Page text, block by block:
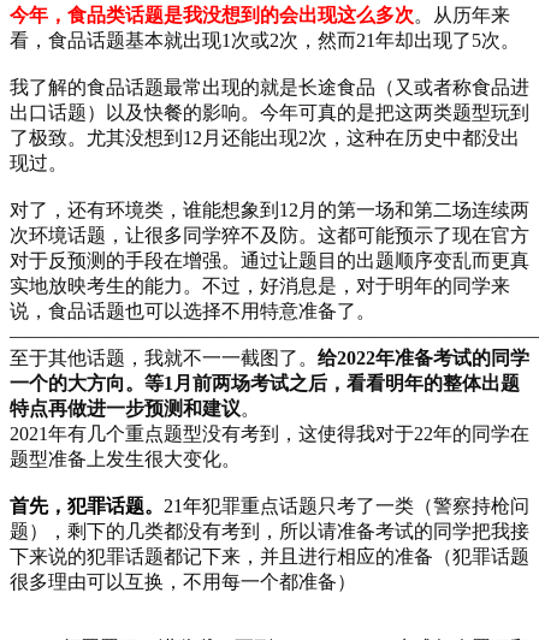
今年，食品类话题是我没想到的会出现这么多次。从历年来
看，食品话题基本就出现1次或2次，然而21年却出现了5次。
我了解的食品话题最常出现的就是长途食品（又或者称食品进
出口话题）以及快餐的影响。今年可真的是把这两类题型玩到
了极致。尤其没想到12月还能出现2次，这种在历史中都没出
现过。
对了，还有环境类，谁能想象到12月的第一场和第二场连续两
次环境话题，让很多同学猝不及防。这都可能预示了现在官方
对于反预测的手段在增强。通过让题目的出题顺序变乱而更真
实地放映考生的能力。不过，好消息是，对于明年的同学来
说，食品话题也可以选择不用特意准备了。
至于其他话题，我就不一一截图了。 给2022年准备考试的同学
一个的大方向。等1月前两场考试之后，看看明年的整体出题
特点再做进一步预测和建议。
2021年有几个重点题型没有考到，这使得我对于22年的同学在
题型准备上发生很大变化。
首先，犯罪话题。 21年犯罪重点话题只考了一类（警察持枪问
题），剩下的几类都没有考到，所以请准备考试的同学把我接
下来说的犯罪话题都记下来，并且进行相应的准备（犯罪话题
很多理由可以互换，不用每一个都准备）